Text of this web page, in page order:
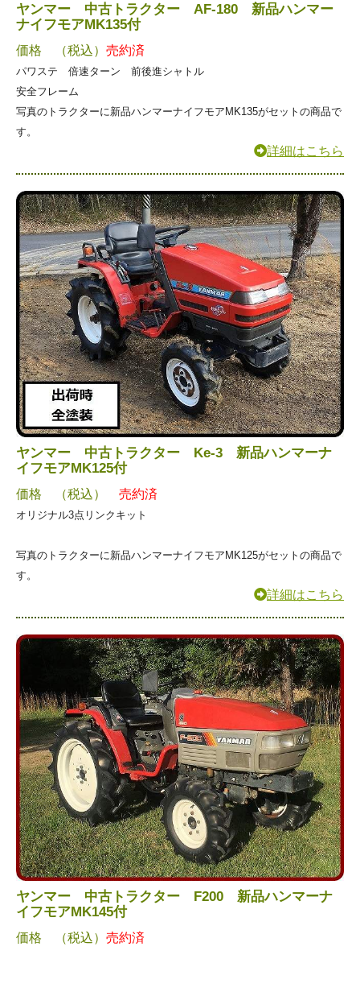
ヤンマー 中古トラクター AF-180 新品ハンマー
ナイフモアMK135付
価格 （税込） 売約済
パワステ 倍速ターン 前後進シャトル
安全フレーム
写真のトラクターに新品ハンマーナイフモアMK135がセットの商品で
す。
詳細はこちら
ヤンマー 中古トラクター Ke-3 新品ハンマーナ
イフモアMK125付
価格 （税込） 売約済
オリジナル3点リンクキット
写真のトラクターに新品ハンマーナイフモアMK125がセットの商品で
す。
詳細はこちら
ヤンマー 中古トラクター F200 新品ハンマーナ
イフモアMK145付
価格 （税込） 売約済